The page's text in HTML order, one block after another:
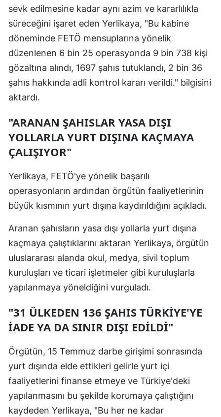
Manisa
Mardin
Muğla
Niğde
Sakarya
Samsun
Siirt
Sivas
Tokat
Tunceli
Uşak
sevk edilmesine kadar aynı azim ve kararlılıkla
süreceğini işaret eden Yerlikaya, "Bu kabine
döneminde FETÖ mensuplarına yönelik
düzenlenen 6 bin 25 operasyonda 9 bin 738 kişi
gözaltına alındı, 1697 şahıs tutuklandı, 2 bin 36
şahıs hakkında adli kontrol kararı verildi." bilgisini
aktardı.
"ARANAN ŞAHISLAR YASA DIŞI
YOLLARLA YURT DIŞINA KAÇMAYA
ÇALIŞIYOR"
Yerlikaya, FETÖ'ye yönelik başarılı
operasyonların ardından örgütün faaliyetlerinin
büyük kısmının yurt dışına kaydırıldığını açıkladı.
Aranan şahısların yasa dışı yollarla yurt dışına
kaçmaya çalıştıklarını aktaran Yerlikaya, örgütün
uluslararası alanda okul, medya, sivil toplum
kuruluşları ve ticari işletmeler gibi kuruluşlarla
yapılanmaya yöneldiğini vurguladı.
"31 ÜLKEDEN 136 ŞAHIS TÜRKİYE'YE
İADE YA DA SINIR DIŞI EDİLDİ"
Örgütün, 15 Temmuz darbe girişimi sonrasında
yurt dışında elde ettikleri gelirle yurt içi
faaliyetlerini finanse etmeye ve Türkiye'deki
yapılanmasını bu şekilde korumaya çalıştığını
kaydeden Yerlikaya, "Bu her ne kadar